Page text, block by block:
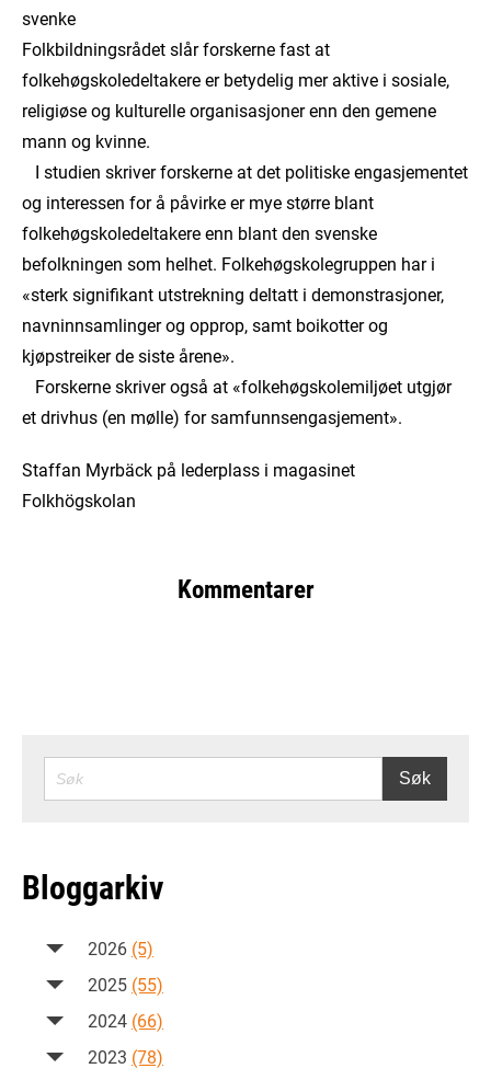
svenke
Folkbildningsrådet slår forskerne fast at
folkehøgskoledeltakere er betydelig mer aktive i sosiale,
religiøse og kulturelle organisasjoner enn den gemene
mann og kvinne.
I studien skriver forskerne at det politiske engasjementet
og interessen for å påvirke er mye større blant
folkehøgskoledeltakere enn blant den svenske
befolkningen som helhet. Folkehøgskolegruppen har i
«sterk signifikant utstrekning deltatt i demonstrasjoner,
navninnsamlinger og opprop, samt boikotter og
kjøpstreiker de siste årene».
Forskerne skriver også at «folkehøgskolemiljøet utgjør
et drivhus (en mølle) for samfunnsengasjement».
Staffan Myrbäck på lederplass i magasinet
Folkhögskolan
Kommentarer
SØK Søk
Bloggarkiv
2026 (5)
2025 (55)
2024 (66)
2023 (78)